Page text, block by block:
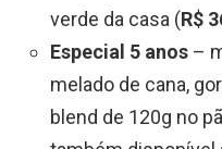
verde da casa (R$
Especial 5 anos –
melado de cana,
blend de 120g no